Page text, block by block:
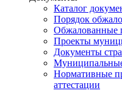
Каталог
Порядок
Обжалованные
Проекты
Документы
Нормативные
аттестации